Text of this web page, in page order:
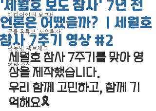
미디어인권 보고서
뭉클 유튜브 '노으른자'
평등법 팩트체크
여타 소식
'세월호 보도 참사' 7년 전
언론은 어땠을까? ｜세월호
참사 7주기 영상 #2
세월호 참사 7주기를 맞아 영
상을 제작했습니다.
우리 함께 고민하고, 함께 기
억해요🎗 ⠀